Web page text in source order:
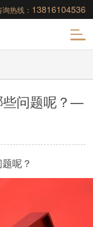
询热线： 13816104536
些问题呢？—
呢？